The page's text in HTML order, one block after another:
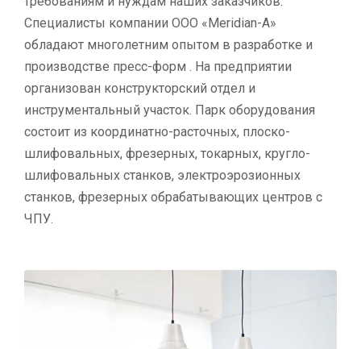
Специалисты компании ООО «Meridian-A»
обладают многолетним опытом в разработке и
производстве пресс-форм . На предприятии
организован конструкторский отдел и
инструментальный участок. Парк оборудования
состоит из координатно-расточных, плоско-
шлифовальных, фрезерных, токарных, кругло-
шлифовальных станков, электроэрозионных
станков, фрезерных обрабатывающих центров с
ЧПУ.